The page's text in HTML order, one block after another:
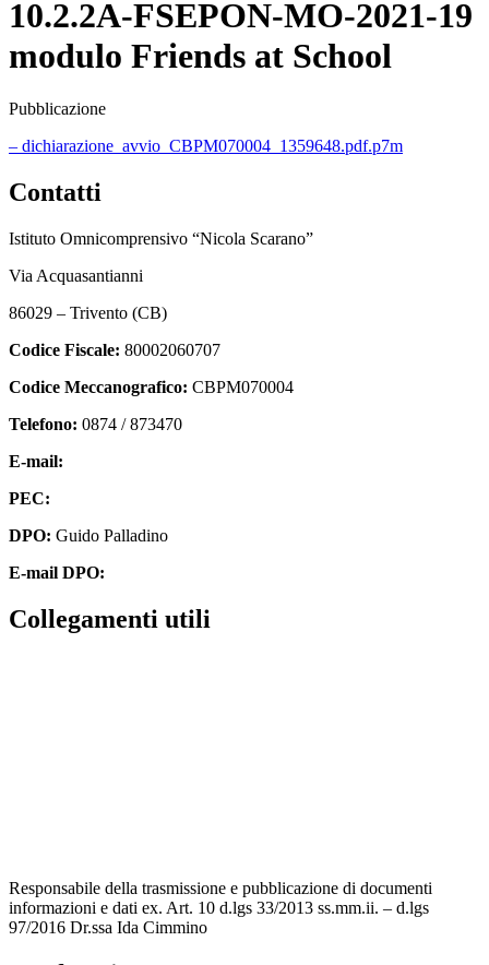
10.2.2A-FSEPON-MO-2021-19
modulo Friends at School
Pubblicazione
– dichiarazione_avvio_CBPM070004_1359648.pdf.p7m
Contatti
Istituto Omnicomprensivo “Nicola Scarano”
Via Acquasantianni
86029 – Trivento (CB)
Codice Fiscale: 80002060707
Codice Meccanografico: CBPM070004
Telefono: 0874 / 873470
E-mail:
PEC:
DPO: Guido Palladino
E-mail DPO:
Collegamenti utili
Responsabile della trasmissione e pubblicazione di documenti
informazioni e dati ex. Art. 10 d.lgs 33/2013 ss.mm.ii. – d.lgs
97/2016 Dr.ssa Ida Cimmino